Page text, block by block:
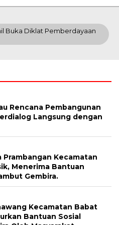
Buka Diklat Pemberdayaan
Rencana Pembangunan
Langsung dengan
Prambangan Kecamatan
Menerima Bantuan
Gembira.
Kecamatan Babat
Bantuan Sosial